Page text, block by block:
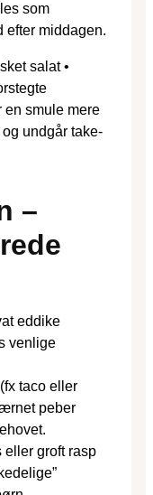
som
efter middagen.
salat •
en smule mere
undgår take-
–
eddike
venlige
taco eller
peber
eller groft rasp